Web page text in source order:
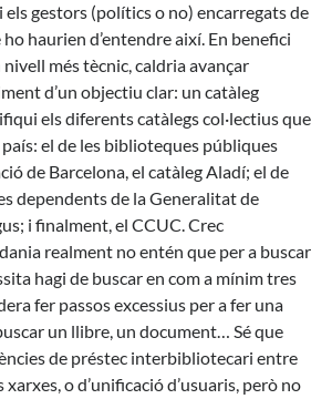
gestors (polítics o no) encarregats de
haurien d’entendre així. En benefici
més tècnic, caldria avançar
d’un objectiu clar: un catàleg
els diferents catàlegs col·lectius que
el de les biblioteques públiques
de Barcelona, el catàleg Aladí; el de
dependents de la Generalitat de
i finalment, el CCUC. Crec
realment no entén que per a buscar
hagi de buscar en com a mínim tres
fer passos excessius per a fer una
un llibre, un document… Sé que
de préstec interbibliotecari entre
o d’unificació d’usuaris, però no